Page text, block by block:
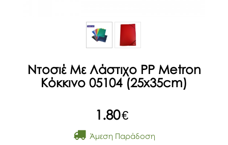
Ντοσιέ Με Λάστιχο PP Metron
Κόκκινο 05104 (25x35cm)
1.80€
Άμεση Παράδοση